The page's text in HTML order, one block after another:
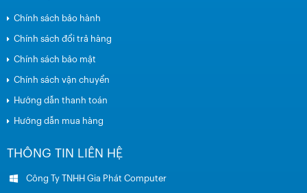
Chính sách bảo hành
Chính sách đổi trả hàng
Chính sách bảo mật
Chính sách vận chuyển
Hướng dẫn thanh toán
Hướng dẫn mua hàng
THÔNG TIN LIÊN HỆ
Công Ty TNHH Gia Phát Computer